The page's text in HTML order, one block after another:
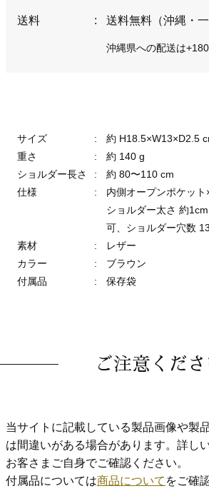
送料 : 送料無料（沖縄・
沖縄県への配送は
サイズ :
約 H18.5×W13×D2.5
重さ
:
約 140 g
ショルダー長さ
:
約 80〜110 cm
仕様
:
内側オープンポケット
ショルダー太さ 約
可、ショルダー穴数
素材
:
レザー
カラー
:
ブラウン
付属品
: 保存袋
ご注意くださ
当サイトに記載している製品画像や製
は間違いがある場合があります。詳し
お客さまご自身でご確認ください。
付属品については商品について をご確